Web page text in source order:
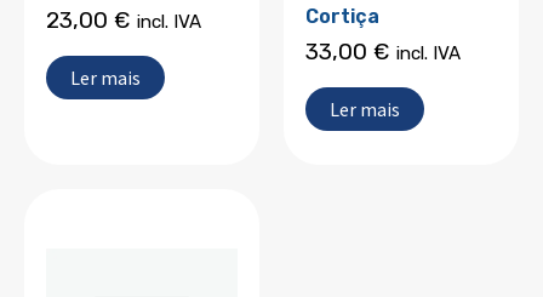
23,00 € incl. IVA
Ler mais
Cortiça
33,00 € incl. IVA
Ler mais